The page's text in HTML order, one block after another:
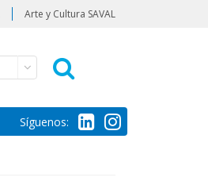
Arte y Cultura SAVAL
Síguenos: